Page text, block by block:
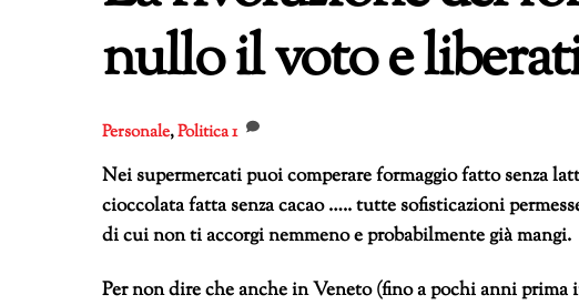
nullo il voto e
Personale,Politica1
Nei supermercati puoi comperare formaggio fatto senza
cioccolata fatta senza cacao ….. tutte sofisticazioni
di cui non ti accorgi nemmeno e probabilmente già mangi.
Per non dire che anche in Veneto (fino a pochi anni prima